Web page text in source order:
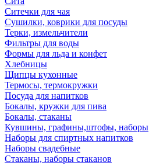
Ситечки для чая
Сушилки, коврики для посуды
Терки, измельчители
Фильтры для воды
Формы для льда и конфет
Хлебницы
Щипцы кухонные
Термосы, термокружки
Посуда для напитков
Бокалы, кружки для пива
Бокалы, стаканы
Кувшины, графины,штофы, наборы
Наборы для спиртных напитков
Наборы свадебные
Стаканы, наборы стаканов